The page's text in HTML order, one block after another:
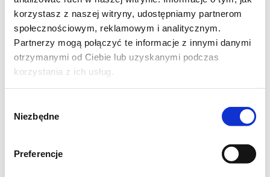
korzystasz z naszej witryny, udostępniamy partnerom
społecznościowym, reklamowym i analitycznym.
Partnerzy mogą połączyć te informacje z innymi danymi
otrzymanymi od Ciebie lub uzyskanymi podczas
korzystania z ich usług.
zgody
Niezbędne
Preferencje
1 łyżeczka przyprawy do szarlotki ( 5 ml)
1 łyżeczka sody oczyszczonej (5 ml)
1 szklanka płynnego miodu (225 ml)